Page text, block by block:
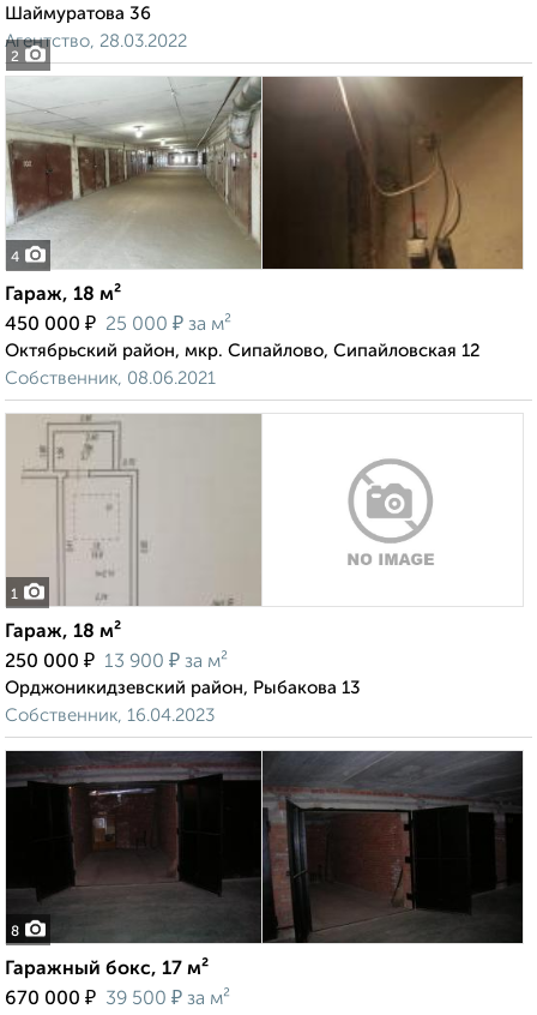
2
Шаймуратова 36
Агентство, 28.03.2022
4
Гараж, 18 м²
450 000 ₽ 25 000 ₽ за м²
Октябрьский район, мкр. Сипайлово, Сипайловская 12
Собственник, 08.06.2021
1
Гараж, 18 м²
250 000 ₽ 13 900 ₽ за м²
Орджоникидзевский район, Рыбакова 13
Собственник, 16.04.2023
8
Гаражный бокс, 17 м²
670 000 ₽ 39 500 ₽ за м²